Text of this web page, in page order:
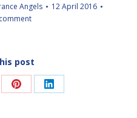
Angels
12 April 2016
post
Share Share